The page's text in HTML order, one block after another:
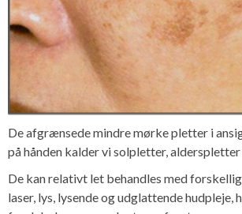
De afgrænsede mindre mørke pletter i
på hånden kalder vi solpletter,
De kan relativt let behandles med
laser, lys, lysende og udglattende hudpleje,